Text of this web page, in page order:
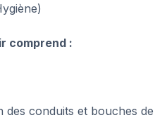
comprend :
conduits et bouches de